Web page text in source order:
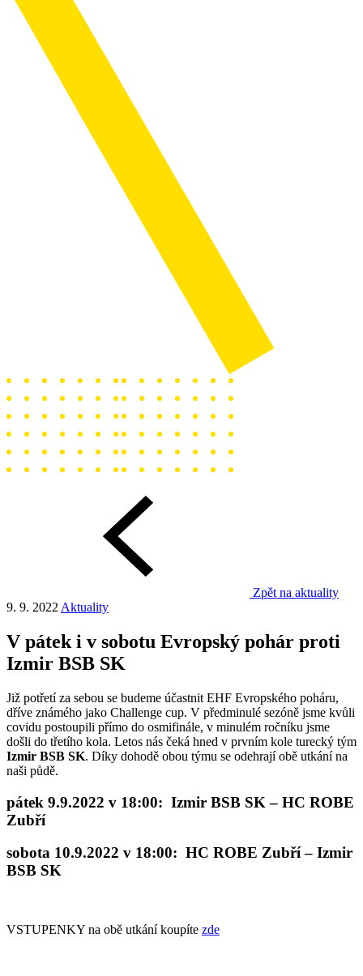
Zpět na aktuality
9. 9. 2022 Aktuality
V pátek i v sobotu Evropský pohár proti
Izmir BSB SK
Již potřetí za sebou se budeme účastnit EHF Evropského poháru,
dříve známého jako Challenge cup. V předminulé sezóně jsme kvůli
covidu postoupili přímo do osmifinále, v minulém ročníku jsme
došli do třetího kola. Letos nás čeká hned v prvním kole turecký tým
Izmir BSB SK. Díky dohodě obou týmu se odehrají obě utkání na
naši půdě.
pátek 9.9.2022 v 18:00: Izmir BSB SK – HC ROBE
Zubří
sobota 10.9.2022 v 18:00: HC ROBE Zubří – Izmir
BSB SK
VSTUPENKY na obě utkání koupíte zde